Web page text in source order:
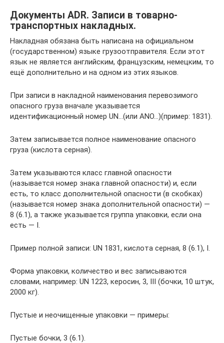
Документы ADR. Записи в товарно-
транспортных накладных.
Накладная обязана быть написана на официальном
(государственном) языке грузоотправителя. Если этот
язык не является английским, французским, немецким, то
ещё дополнительно и на одном из этих языков.
При записи в накладной наименования перевозимого
опасного груза вначале указывается
идентификационный номер UN…(или ANO…)(пример: 1831).
Затем записывается полное наименование опасного
груза (кислота серная).
Затем указываются класс главной опасности
(называется номер знака главной опасности) и, если
есть, то класс дополнительной опасности (в скобках)
(называется номер знака дополнительной опасности) —
8 (6.1), а также указывается группа упаковки, если она
есть — I.
Пример полной записи: UN 1831, кислота серная, 8 (6.1), I.
Форма упаковки, количество и вес записываются
словами, например: UN 1223, керосин, 3, III (бочки, 10 штук,
2000 кг).
Пустые и неочищенные упаковки — примеры:
Пустые бочки, 3 (6.1).